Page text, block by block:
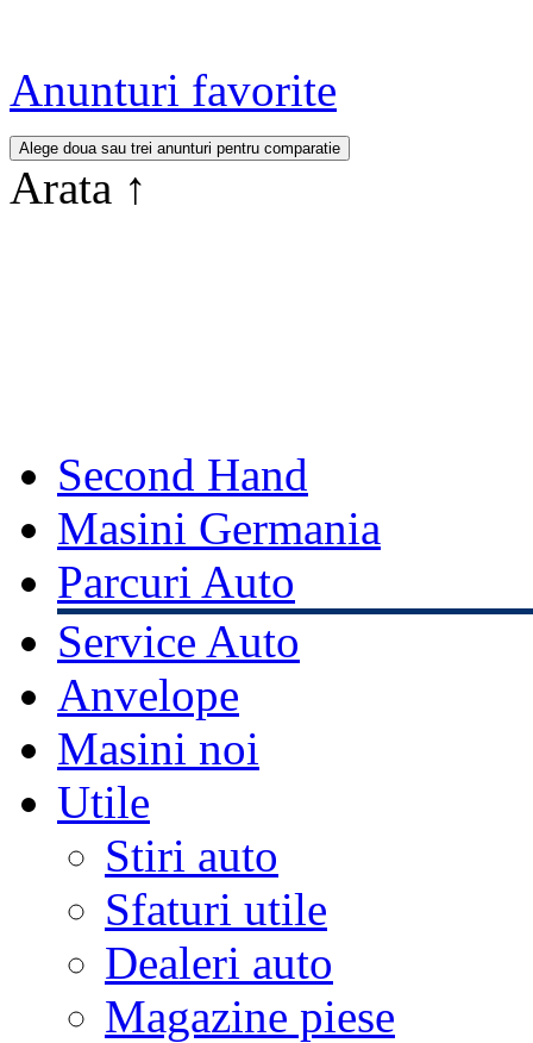
Anunturi favorite
Arata ↑
Second Hand
Masini Germania
Parcuri Auto
Service Auto
Anvelope
Masini noi
Utile
Stiri auto
Sfaturi utile
Dealeri auto
Magazine piese